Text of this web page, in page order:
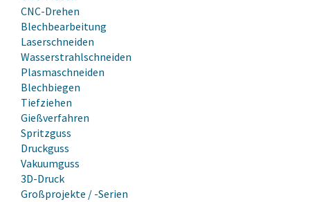
CNC-Drehen
Blechbearbeitung
Laserschneiden
Wasserstrahlschneiden
Plasmaschneiden
Blechbiegen
Tiefziehen
Gießverfahren
Spritzguss
Druckguss
Vakuumguss
3D-Druck
Großprojekte / -Serien